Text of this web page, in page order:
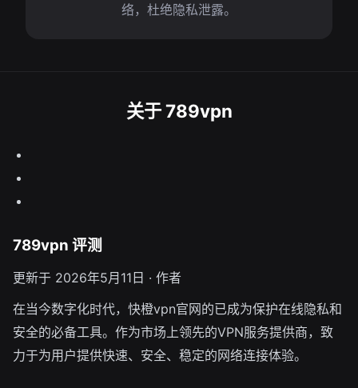
络，杜绝隐私泄露。
关于 789vpn
789vpn 评测
更新于 2026年5月11日 · 作者
在当今数字化时代，快橙vpn官网的已成为保护在线隐私和
安全的必备工具。作为市场上领先的VPN服务提供商，致
力于为用户提供快速、安全、稳定的网络连接体验。